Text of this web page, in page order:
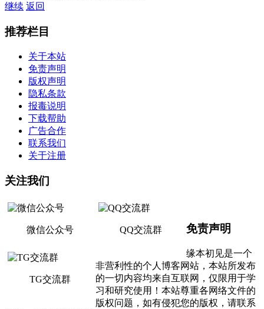
继续 返回
推荐栏目
关于本站
免责声明
版权声明
隐私条款
报毒说明
下载帮助
广告合作
联系我们
关于注册
关注我们
微信公众号 QQ交流群
TG交流群
免责声明
缘本初见是一个
非营利性的个人博客网站，本站所发布
的一切内容均来自互联网，仅限用于学
习和研究使用！本站尊重各网络文件的
版权问题，如有侵犯您的版权，请联系